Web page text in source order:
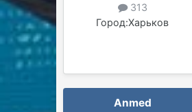
313
Город:Харьков
Anmed